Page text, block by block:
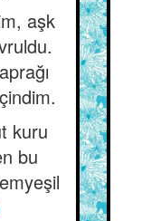
aşk
kuru
bu